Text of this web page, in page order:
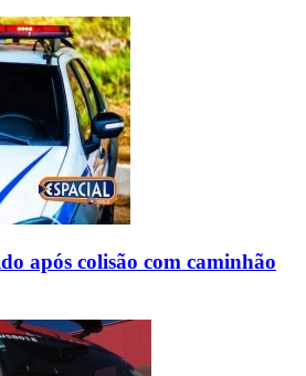
após colisão com caminhão